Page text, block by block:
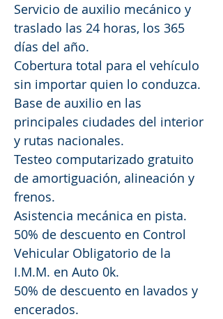
Servicio de auxilio mecánico y
traslado las 24 horas, los 365
días del año.
Cobertura total para el vehículo
sin importar quien lo conduzca.
Base de auxilio en las
principales ciudades del interior
y rutas nacionales.
Testeo computarizado gratuito
de amortiguación, alineación y
frenos.
Asistencia mecánica en pista.
50% de descuento en Control
Vehicular Obligatorio de la
I.M.M. en Auto 0k.
50% de descuento en lavados y
encerados.